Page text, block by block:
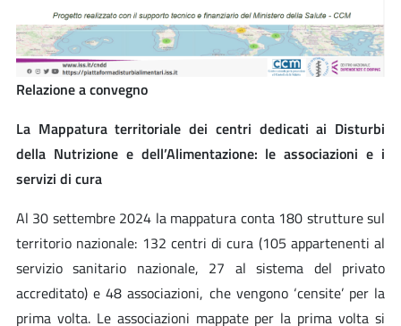
Relazione a convegno
La Mappatura territoriale dei centri dedicati ai Disturbi
della Nutrizione e dell’Alimentazione: le associazioni e i
servizi di cura
Al 30 settembre 2024 la mappatura conta 180 strutture sul
territorio nazionale: 132 centri di cura (105 appartenenti al
servizio sanitario nazionale, 27 al sistema del privato
accreditato) e 48 associazioni, che vengono ‘censite’ per la
prima volta. Le associazioni mappate per la prima volta si